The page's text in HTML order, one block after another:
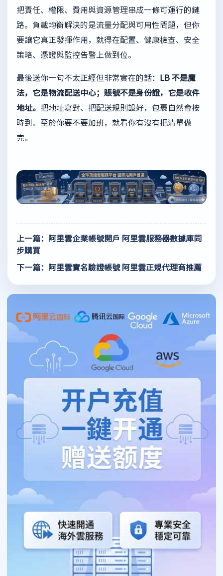
把責任、權限、費用與資源管理串成一條可運行的鏈
路。負載均衡解決的是流量分配與可用性問題，但你
要讓它真正發揮作用，就得在配置、健康檢查、安全
策略、憑證與監控告警上做到位。
最後送你一句不太正經但非常實在的話：
LB 不是魔
法，它是物流配送中心；賬號不是身份證，它是收件
地址。 把地址寫對、把配送規則設好，包裹自然會按
時到。至於你要不要加班，就看你有沒有把清單做
完。
上一篇：阿里雲企業帳號開戶 阿里雲服務器數據庫同
步購買
下一篇：阿里雲實名驗證帳號 阿里雲正規代理商推薦